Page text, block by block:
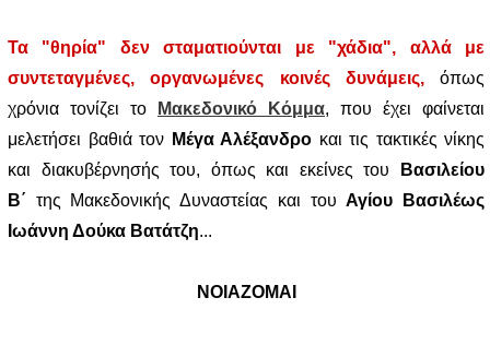
Τα "θηρία" δεν σταματιούνται με "χάδια", αλλά με
συντεταγμένες, οργανωμένες κοινές δυνάμεις,όπως
χρόνια τονίζει το
Μακεδονικό Κόμμα, που έχει φαίνεται
μελετήσει βαθιά τον Μέγα Αλέξανδρο και τις τακτικές νίκης
και διακυβέρνησής του, όπως και εκείνες του
Βασιλείου
Β΄ της Μακεδονικής Δυναστείας και τουΑγίου Βασιλέως
Ιωάννη Δούκα Βατάτζη...
ΝΟΙΑΖΟΜΑΙ